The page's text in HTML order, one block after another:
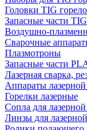
Головки TIG
Запасные части TIG
Воздушно-
Сварочные
Плазмотроны
Запасные части
Лазерная сварка,
Аппараты лазерной
Горелки лазерные
Сопла для
Линзы для